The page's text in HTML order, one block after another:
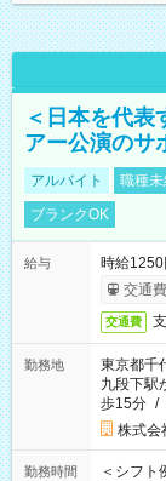
＜日本を代表
アー公演のサ
アルバイト 職種
ブランクOK
給与
時給1250
交通
交通費
勤務地
東京都千
九段下駅
歩15分 /
株式会
勤務時間
＜シフ